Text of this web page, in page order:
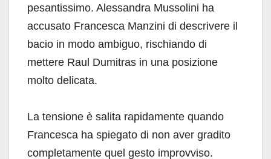
pesantissimo. Alessandra Mussolini ha
accusato Francesca Manzini di descrivere il
bacio in modo ambiguo, rischiando di
mettere Raul Dumitras in una posizione
molto delicata.
La tensione è salita rapidamente quando
Francesca ha spiegato di non aver gradito
completamente quel gesto improvviso.